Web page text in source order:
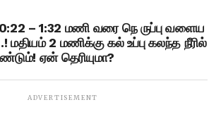
– 1:32 மணி வரை நெ ருப்பு வளைய
மதியம் 2 மணிக்கு கல் உப்பு கலந்த நீரில்
ஏன் தெரியுமா?
ADVERTISEMENT